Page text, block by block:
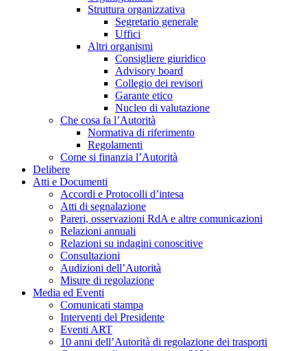
Struttura organizzativa
Segretario generale
Uffici
Altri organismi
Consigliere giuridico
Advisory board
Collegio dei revisori
Garante etico
Nucleo di valutazione
Che cosa fa l’Autorità
Normativa di riferimento
Regolamenti
Come si finanzia l’Autorità
Delibere
Atti e Documenti
Accordi e Protocolli d’intesa
Atti di segnalazione
Pareri, osservazioni RdA e altre comunicazioni
Relazioni annuali
Relazioni su indagini conoscitive
Consultazioni
Audizioni dell’Autorità
Misure di regolazione
Media ed Eventi
Comunicati stampa
Interventi del Presidente
Eventi ART
10 anni dell’Autorità di regolazione dei trasporti